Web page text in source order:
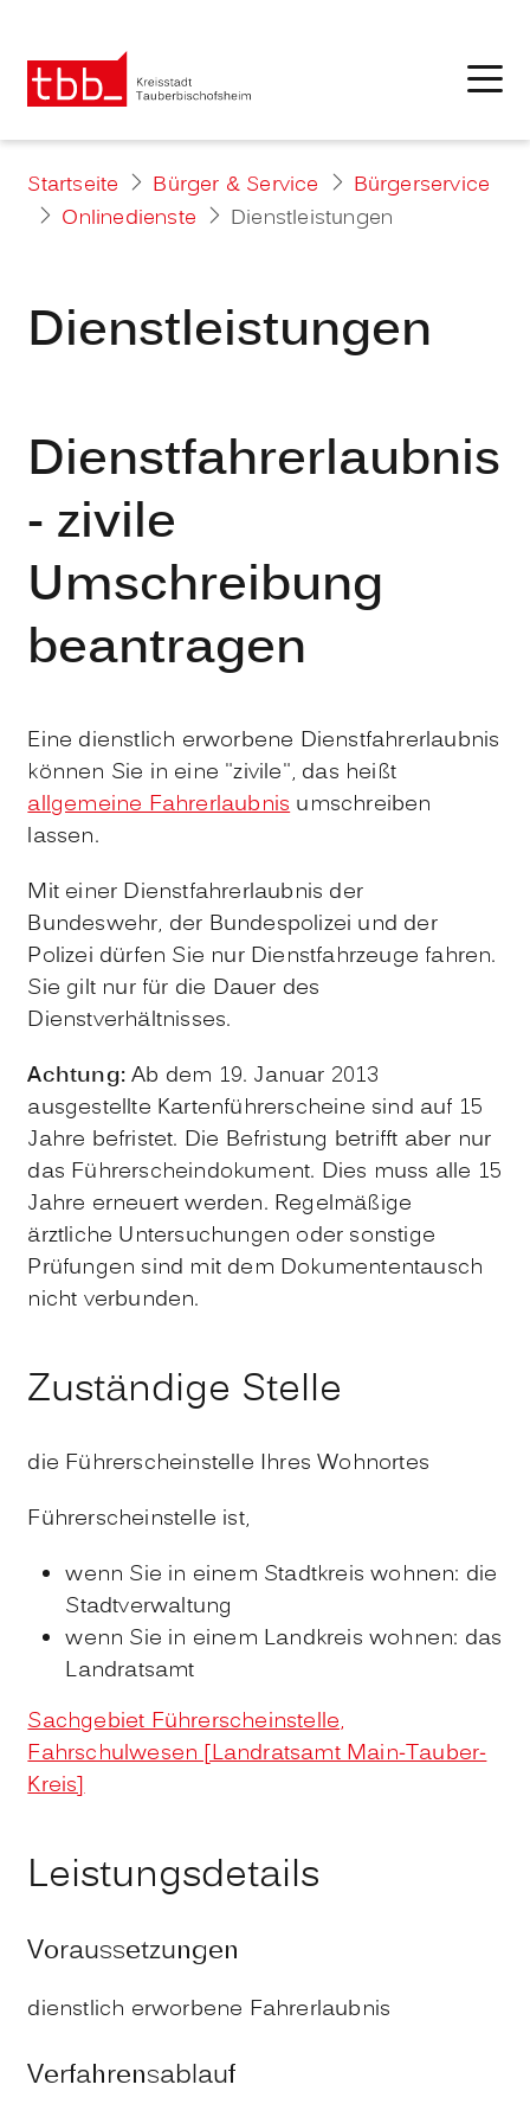
Startseite Bürger & Service
Bürgerservice
Onlinedienste
Dienstleistungen
Dienstleistungen
Dienstfahrerlaubnis
- zivile
Umschreibung
beantragen
Eine dienstlich erworbene Dienstfahrerlaubnis
können Sie in eine "zivile", das heißt
allgemeine Fahrerlaubnisumschreiben
lassen.
Mit einer Dienstfahrerlaubnis der
Bundeswehr, der Bundespolizei und der
Polizei dürfen Sie nur Dienstfahrzeuge fahren.
Sie gilt nur für die Dauer des
Dienstverhältnisses.
Achtung:Ab dem 19. Januar 2013
ausgestellte Kartenführerscheine sind auf 15
Jahre befristet. Die Befristung betrifft aber nur
das Führerscheindokument. Dies muss alle 15
Jahre erneuert werden. Regelmäßige
ärztliche Untersuchungen oder sonstige
Prüfungen sind mit dem Dokumententausch
nicht verbunden.
Zuständige Stelle
die Führerscheinstelle Ihres Wohnortes
Führerscheinstelle ist,
wenn Sie in einem Stadtkreis wohnen: die
Stadtverwaltung
wenn Sie in einem Landkreis wohnen: das
Landratsamt
Sachgebiet Führerscheinstelle,
Fahrschulwesen [Landratsamt Main-Tauber-
Kreis]
Leistungsdetails
Voraussetzungen
dienstlich erworbene Fahrerlaubnis
Verfahrensablauf